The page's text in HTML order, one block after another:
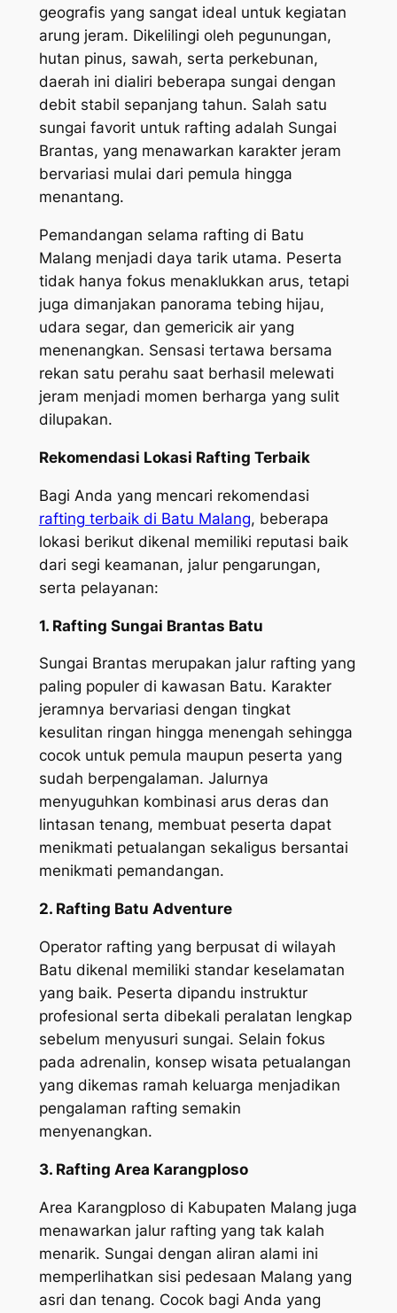
geografis yang sangat ideal untuk kegiatan
arung jeram. Dikelilingi oleh pegunungan,
hutan pinus, sawah, serta perkebunan,
daerah ini dialiri beberapa sungai dengan
debit stabil sepanjang tahun. Salah satu
sungai favorit untuk rafting adalah Sungai
Brantas, yang menawarkan karakter jeram
bervariasi mulai dari pemula hingga
menantang.
Pemandangan selama rafting di Batu
Malang menjadi daya tarik utama. Peserta
tidak hanya fokus menaklukkan arus, tetapi
juga dimanjakan panorama tebing hijau,
udara segar, dan gemericik air yang
menenangkan. Sensasi tertawa bersama
rekan satu perahu saat berhasil melewati
jeram menjadi momen berharga yang sulit
dilupakan.
Rekomendasi Lokasi Rafting Terbaik
Bagi Anda yang mencari rekomendasi
rafting terbaik di Batu Malang, beberapa
lokasi berikut dikenal memiliki reputasi baik
dari segi keamanan, jalur pengarungan,
serta pelayanan:
1. Rafting Sungai Brantas Batu
Sungai Brantas merupakan jalur rafting yang
paling populer di kawasan Batu. Karakter
jeramnya bervariasi dengan tingkat
kesulitan ringan hingga menengah sehingga
cocok untuk pemula maupun peserta yang
sudah berpengalaman. Jalurnya
menyuguhkan kombinasi arus deras dan
lintasan tenang, membuat peserta dapat
menikmati petualangan sekaligus bersantai
menikmati pemandangan.
2. Rafting Batu Adventure
Operator rafting yang berpusat di wilayah
Batu dikenal memiliki standar keselamatan
yang baik. Peserta dipandu instruktur
profesional serta dibekali peralatan lengkap
sebelum menyusuri sungai. Selain fokus
pada adrenalin, konsep wisata petualangan
yang dikemas ramah keluarga menjadikan
pengalaman rafting semakin
menyenangkan.
3. Rafting Area Karangploso
Area Karangploso di Kabupaten Malang juga
menawarkan jalur rafting yang tak kalah
menarik. Sungai dengan aliran alami ini
memperlihatkan sisi pedesaan Malang yang
asri dan tenang. Cocok bagi Anda yang